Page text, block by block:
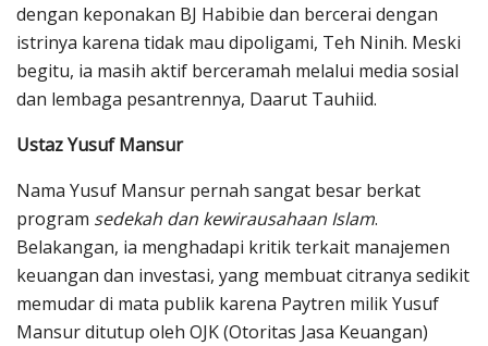
dengan keponakan BJ Habibie dan bercerai dengan
istrinya karena tidak mau dipoligami, Teh Ninih. Meski
begitu, ia masih aktif berceramah melalui media sosial
dan lembaga pesantrennya, Daarut Tauhiid.
Ustaz Yusuf Mansur
Nama Yusuf Mansur pernah sangat besar berkat
program sedekah dan kewirausahaan Islam.
Belakangan, ia menghadapi kritik terkait manajemen
keuangan dan investasi, yang membuat citranya sedikit
memudar di mata publik karena Paytren milik Yusuf
Mansur ditutup oleh OJK (Otoritas Jasa Keuangan)